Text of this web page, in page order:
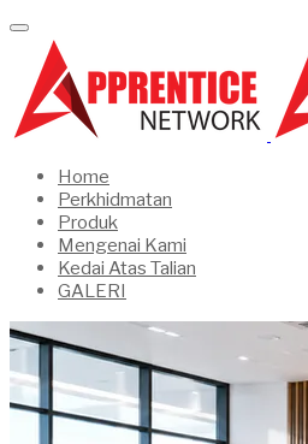
Home
Perkhidmatan
Produk
Mengenai Kami
Kedai Atas Talian
GALERI